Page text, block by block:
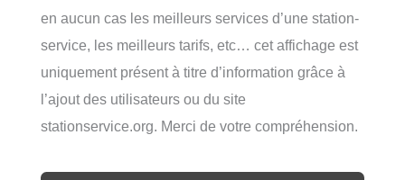
en aucun cas les meilleurs services d’une station-
service, les meilleurs tarifs, etc… cet affichage est
uniquement présent à titre d’information grâce à
l’ajout des utilisateurs ou du site
stationservice.org. Merci de votre compréhension.